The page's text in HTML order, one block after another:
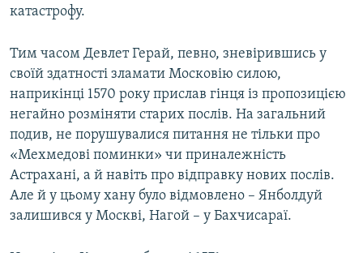
катастрофу.
Тим часом Девлет Герай, певно, зневірившись у
своїй здатності зламати Московію силою,
наприкінці 1570 року прислав гінця із пропозицією
негайно розміняти старих послів. На загальний
подив, не порушувалися питання не тільки про
«Мехмедові поминки» чи приналежність
Астрахані, а й навіть про відправку нових послів.
Але й у цьому хану було відмовлено – Янболдуй
залишився у Москві, Нагой – у Бахчисараї.